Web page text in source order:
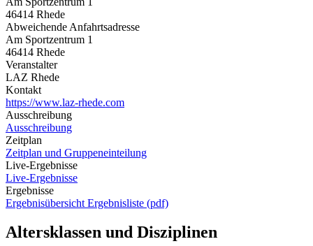
46414 Rhede
Abweichende Anfahrtsadresse
Am Sportzentrum 1
46414 Rhede
Veranstalter
LAZ Rhede
Kontakt
https://www.laz-rhede.com
Ausschreibung
Ausschreibung
Zeitplan
Zeitplan und Gruppeneinteilung
Live-Ergebnisse
Live-Ergebnisse
Ergebnisse
Ergebnisübersicht Ergebnisliste (pdf)
Altersklassen und Disziplinen